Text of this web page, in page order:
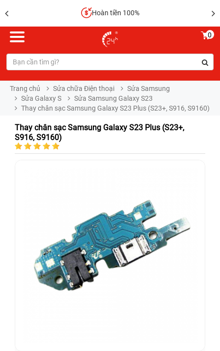
Hoàn tiền 100%
0
Trang chủ Sửa chữa Điện thoại
Sửa Samsung
Sửa Galaxy S
Sửa Samsung Galaxy S23
Thay chân sạc Samsung Galaxy S23 Plus (S23+, S916, S9160)
Thay chân sạc Samsung Galaxy S23 Plus (S23+,
S916, S9160)